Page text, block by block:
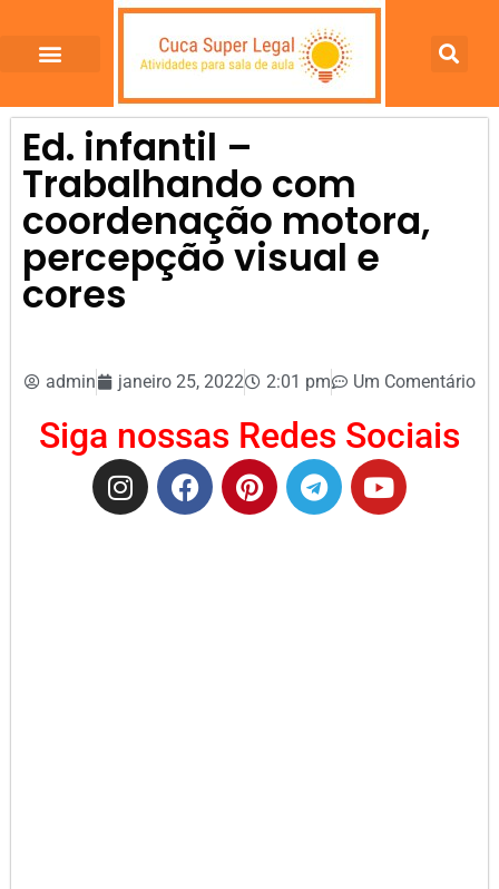
Ed. infantil –
Trabalhando com
coordenação motora,
percepção visual e
cores
admin janeiro 25, 2022 2:01 pm Um Comentário
Siga nossas Redes Sociais